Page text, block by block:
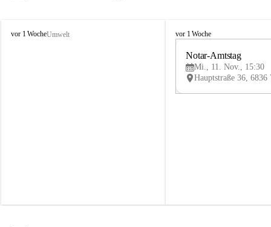
V
vor 1 WocheUmwelt
V
vor 1 Woche
Notar-Amtstag
Mi., 11. Nov., 15:30